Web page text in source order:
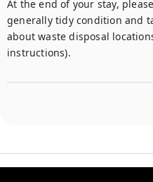
At the end of your stay,
generally tidy condition and
about waste disposal
instructions).